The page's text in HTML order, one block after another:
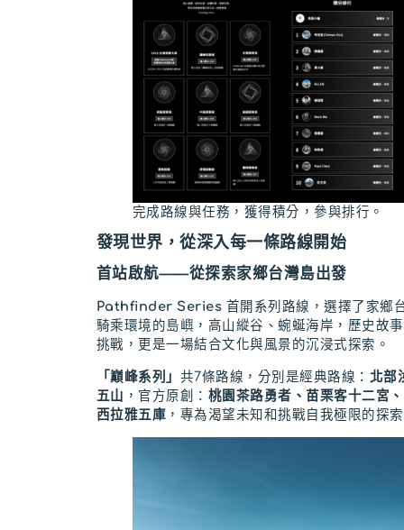
完成路線與任務，獲得積分，參與排行。
發現世界，從深入每一條路線開始
首站啟航——從探索家鄉台灣島出發
Pathfinder Series 首開系列路線，選擇了家鄉
騎乘環境的島嶼，高山縱谷、蜿蜒海岸，歷史故
挑戰，更是一場結合文化與風景的沉浸式探索。
「巔峰系列」 共7條路線，分別是經典路線： 北部
五山 ，官方原創： 桃園茶路勇者、苗栗客十二宮
西拉雅五庫 ，專為渴望未知和挑戰自我極限的探